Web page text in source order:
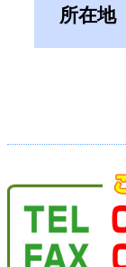
所在地